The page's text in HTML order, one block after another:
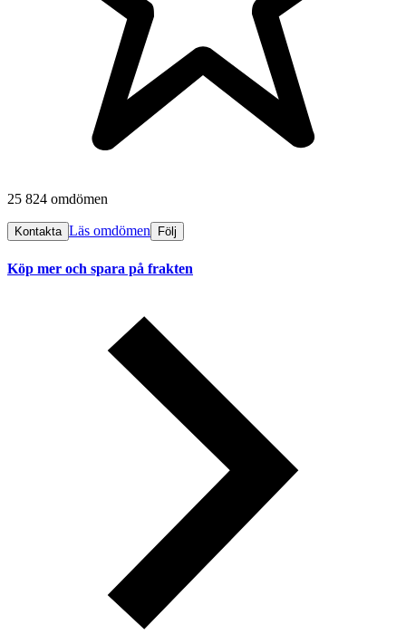
25 824 omdömen
Kontakta Läs omdömen Följ
Köp mer och spara på frakten